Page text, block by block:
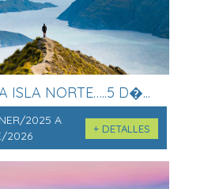
ISLA NORTE…..5 D�...
2025 A
2026
+ DETALLES